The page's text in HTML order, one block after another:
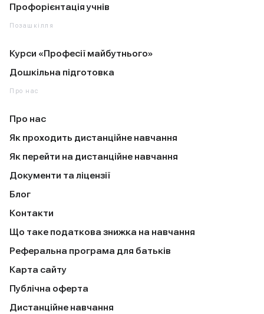
Профорієнтація учнів
Позашкілля
Курси «Професії майбутнього»
Дошкільна підготовка
Про нас
Про нас
Як проходить дистанційне навчання
Як перейти на дистанційне навчання
Документи та ліцензії
Блог
Контакти
Що таке податкова знижка на навчання
Реферальна програма для батьків
Карта сайту
Публічна оферта
Дистанційне навчання